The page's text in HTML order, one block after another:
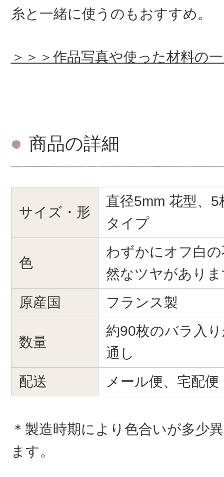
糸と一緒に使うのもおすすめ。
＞＞＞作品写真や使った材料の
商品の詳細
サイズ・形
直径5mm 花型、
タイプ
色
わずかにオフ白
然なツヤがあり
原産国
フランス製
数量
約90枚のバラ入
通し
配送
メール便、宅配便
＊製造時期により色合いが多少
ます。